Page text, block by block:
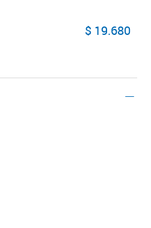
$ 19.680